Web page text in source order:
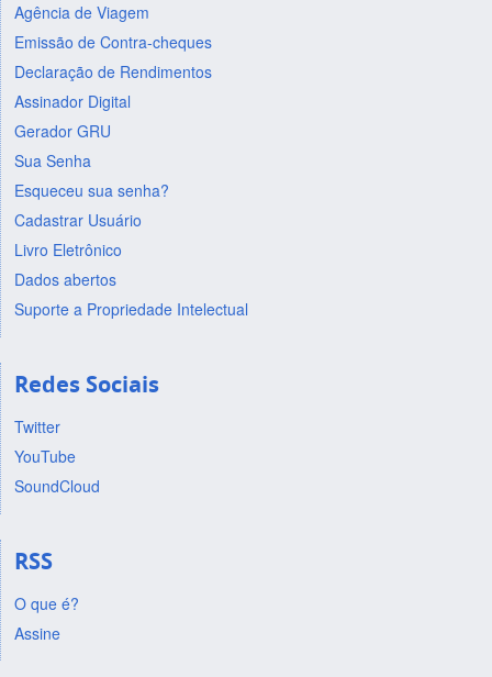
Agência de Viagem
Emissão de Contra-cheques
Declaração de Rendimentos
Assinador Digital
Gerador GRU
Sua Senha
Esqueceu sua senha?
Cadastrar Usuário
Livro Eletrônico
Dados abertos
Suporte a Propriedade Intelectual
Redes Sociais
Twitter
YouTube
SoundCloud
RSS
O que é?
Assine